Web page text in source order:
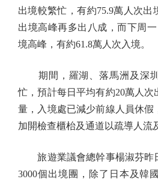
出境較繁忙，有約75.9萬人次出
出境高峰再多出八成，而下周
境高峰，有約61.8萬人次入境。
期間，羅湖、落馬洲及深圳
忙，預計每日平均有約20萬人
量，入境處已減少前線人員休假
加開檢查櫃枱及通道以疏導人流
旅遊業議會總幹事楊淑芬昨
3000個出境團，除了日本及韓